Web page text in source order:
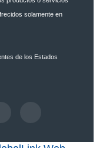
solamente en
de los Estados